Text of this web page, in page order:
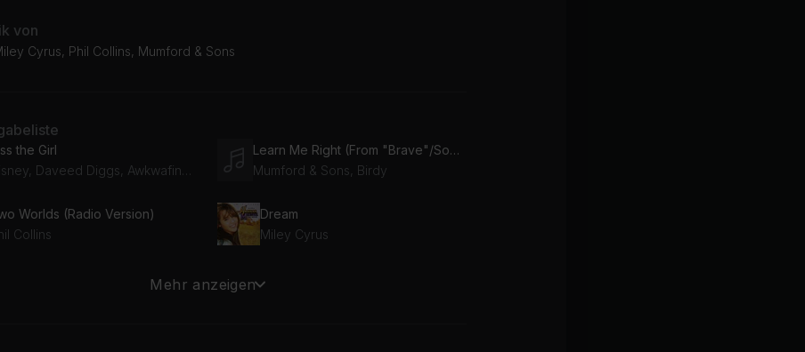
von
Cyrus, Phil Collins, Mumford & Sons
the Girl
Learn Me Right (From "Brave"/Soundtrack)
Mumford & Sons, Birdy
Worlds (Radio Version)
Collins
Dream
Miley Cyrus
Mehr anzeigen